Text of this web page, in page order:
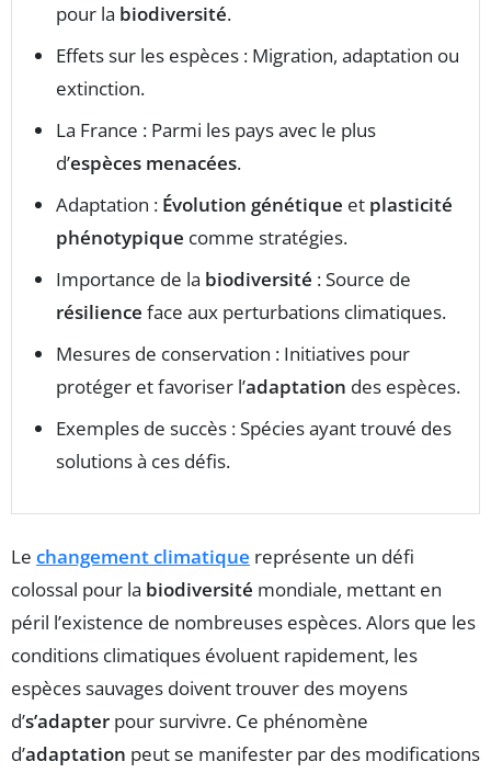
pour la biodiversité.
Effets sur les espèces : Migration, adaptation ou
extinction.
La France : Parmi les pays avec le plus
d’espèces menacées.
Adaptation : Évolution génétique et plasticité
phénotypique comme stratégies.
Importance de la biodiversité : Source de
résilience face aux perturbations climatiques.
Mesures de conservation : Initiatives pour
protéger et favoriser l’adaptation des espèces.
Exemples de succès : Spécies ayant trouvé des
solutions à ces défis.
Le changement climatique représente un défi
colossal pour la biodiversité mondiale, mettant en
péril l’existence de nombreuses espèces. Alors que les
conditions climatiques évoluent rapidement, les
espèces sauvages doivent trouver des moyens
d’s’adapter pour survivre. Ce phénomène
d’adaptation peut se manifester par des modifications